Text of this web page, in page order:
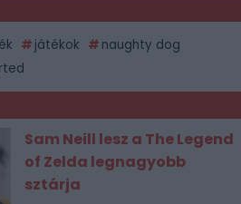
játékok
naughty dog
Sam Neill lesz a The Legend
of Zelda legnagyobb
sztárja